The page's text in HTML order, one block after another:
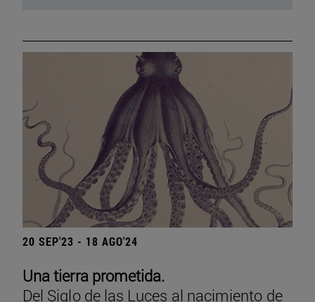
20 SEP'23 - 18 AGO'24
Una tierra prometida.
Del Siglo de las Luces al nacimiento de